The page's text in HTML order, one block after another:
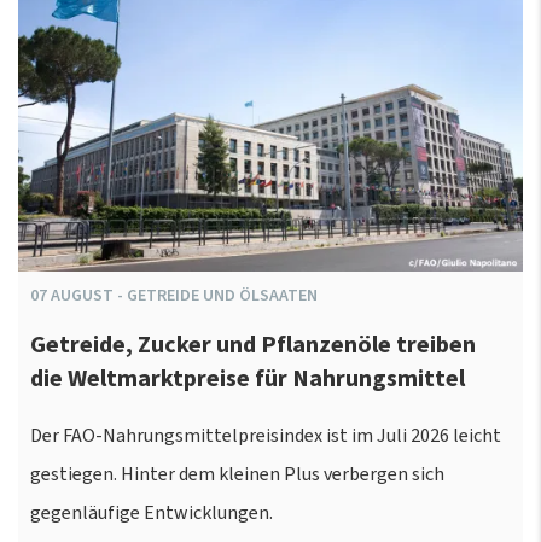
07AUGUST - GETREIDE UND ÖLSAATEN
Getreide, Zucker und Pflanzenöle treiben
die Weltmarktpreise für Nahrungsmittel
Der FAO-Nahrungsmittelpreisindex ist im Juli 2026 leicht
gestiegen. Hinter dem kleinen Plus verbergen sich
gegenläufige Entwicklungen.